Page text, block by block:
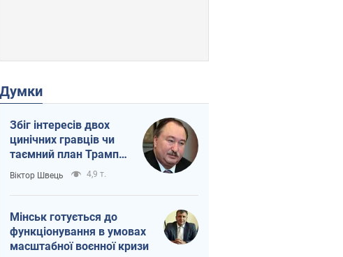
Думки
Збіг інтересів двох
цинічних гравців чи
таємний план Трампа
і Путіна?
Віктор Швець 4,9 т.
Мінськ готується до
функціонування в умовах
масштабної воєнної кризи